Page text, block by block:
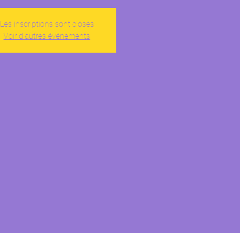
Les inscriptions sont closes
Voir d'autres événements